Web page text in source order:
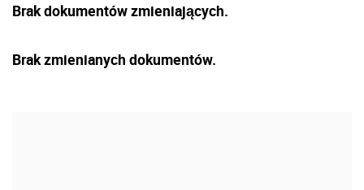
Brak dokumentów zmieniających.
Brak zmienianych dokumentów.